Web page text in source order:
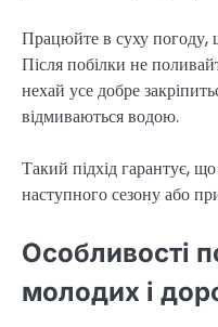
Працюйте в суху погоду,
Після побілки не
нехай усе добре
відмиваються водою.
Такий підхід гарантує,
наступного сезону або
Особливості
молодих і